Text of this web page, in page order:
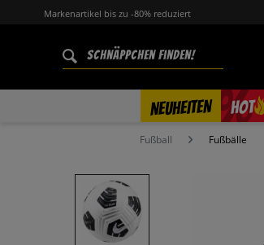
Markenartikel bis zu -80% reduziert
NEUHEITEN HOT
%
Fußball Fußbälle